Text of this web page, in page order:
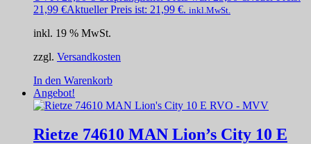
21,99 €Aktueller Preis ist: 21,99 €. inkl.MwSt.
inkl. 19 % MwSt.
zzgl. Versandkosten
In den Warenkorb
Angebot!
Rietze 74610 MAN Lion’s City 10 E